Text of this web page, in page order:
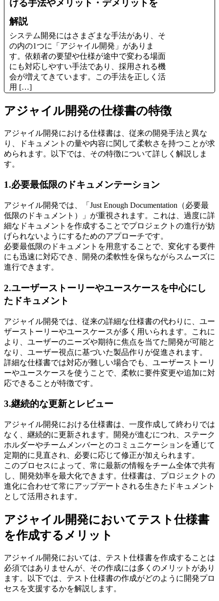
ける手法やメリット・デメリットを
解説
システム開発にはさまざまな手法があり、そ
の内の1つに「アジャイル開発」がありま
す。依頼者の要望や仕様が途中で変わる場面
にも対応しやすい手法であり、採用される機
会が増えてきています。この手法を正しく活
用 […]
アジャイル開発の仕様書の特徴
アジャイル開発における仕様書は、従来の開発手法と異な
り、ドキュメントの量や内容に関して柔軟さを持つことが求
められます。以下では、その特徴について詳しく解説しま
す。
1.必要最低限のドキュメンテーション
アジャイル開発では、「Just Enough Documentation（必要最
低限のドキュメント）」が重視されます。これは、過度に詳
細なドキュメントを作成することでプロジェクトの進行が妨
げられないようにするためのアプローチです。
必要最低限のドキュメントを用意することで、変化する要件
にも迅速に対応でき、開発の柔軟性を保ちながらスムーズに
進行できます。
2.ユーザーストーリーやユースケースを中心にし
たドキュメント
アジャイル開発では、従来の詳細な仕様書の代わりに、ユー
ザーストーリーやユースケースが多く用いられます。これに
より、ユーザーのニーズや期待に焦点を当てた開発が可能と
なり、ユーザー視点に基づいた製品作りが促進されます。
詳細な仕様書では対応が難しい場合でも、ユーザーストーリ
ーやユースケースを使うことで、柔軟に要件変更や追加に対
応できることが特徴です。
3.継続的な更新とレビュー
アジャイル開発における仕様書は、一度作成して終わりでは
なく、継続的に更新されます。開発が進むにつれ、ステーク
ホルダーやチームメンバーとのコミュニケーションを通じて
定期的に見直され、必要に応じて修正が加えられます。
このプロセスによって、常に最新の情報をチーム全体で共有
し、開発効率を最大化できます。仕様書は、プロジェクトの
進化に合わせて常にアップデートされる生きたドキュメント
として活用されます。
アジャイル開発においてテスト仕様書
を作成するメリット
アジャイル開発においては、テスト仕様書を作成することは
必須ではありませんが、その作成には多くのメリットがあり
ます。以下では、テスト仕様書の作成がどのように開発プロ
セスを支援するかを解説します。